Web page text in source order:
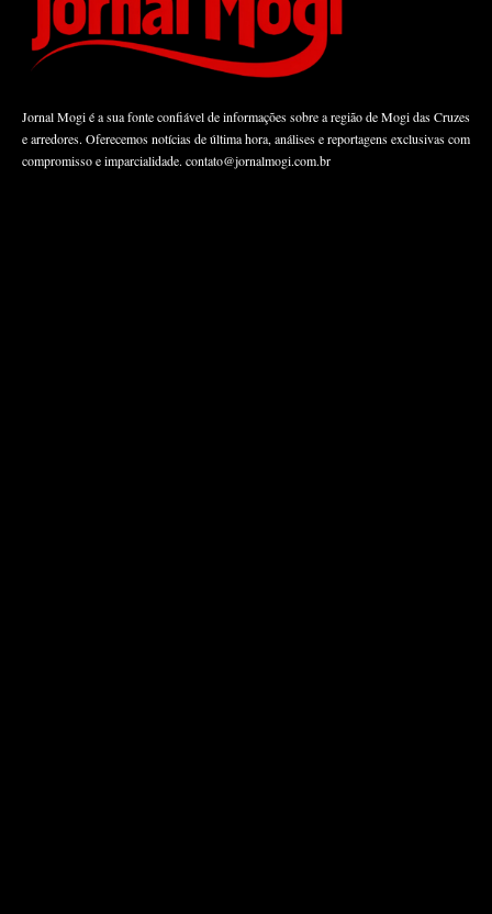
Jornal Mogi é a sua fonte confiável de informações sobre a região de Mogi das Cruzes
e arredores. Oferecemos notícias de última hora, análises e reportagens exclusivas com
compromisso e imparcialidade. contato@jornalmogi.com.br